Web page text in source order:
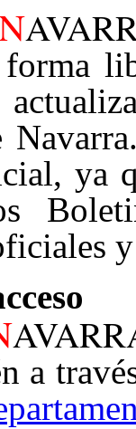
forma
ya
a